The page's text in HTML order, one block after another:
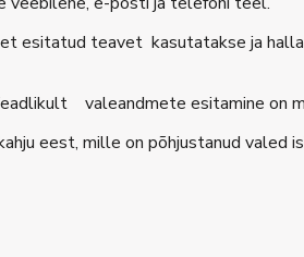
esitatud teavet kasutatakse ja
valeandmete esitamine on
eest, mille on põhjustanud valed